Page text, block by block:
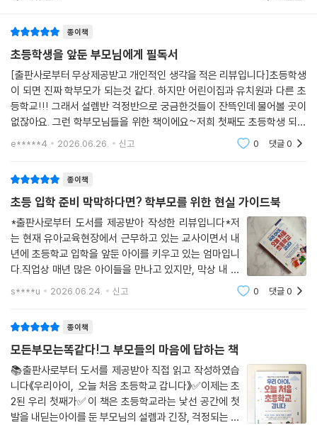
니다. 시작은 ‘위생, 정리의 완벽함’이 아니라 ‘자리 정하기’에서 출발하면
좋습니다. 예를 들어 가방이 놓일 자리, 책과 공책이 들어갈 칸, 필통과 알
림장을 둘 위치를 아이와 함께 정해 보세요. ‘가방은 항상 여기에’, ‘책은 이
칸’처럼 한 번 정한 자리를 반복적으로 사용하는 것이 중요합니다.
---p.274
부모가 가장 쉽게 빠지는 함정은 ‘자녀의 지금 모습이 앞으로도 계속될
것’이라는 섣부른 예측입니다. 이때 도움이 되는 개념이 바로 ‘근접 발달 영
만 어른의 도움이나 적절한 안내가 주어질 때는 수행할 수 있는 범위를 의
미합니다. 즉, 지금 당장 혼자서 못한다고 해서 그 능력이 없다고 단정할 수
는 없습니다.
---p.300
다자녀 양육에서 가장 많이 듣는 질문 중 하나는 ‘어떻게 해야 공평할 수 있
을까?’입니다. 다자녀 양육에서 부모가 ‘공평함’을 고민하는 것은 그만큼
아이들을 진심으로 아끼는 마음이 있다는 증거입니다. 하지만 공평함은 모
족 심리학에서는 동일성(equality)보다 공평(equity)을 강조하는데, 이
는 각 아이가 필요로 하는 만큼 다르게 주는 것이 진짜 공평함이라는 뜻입
니다.
---p.376
들을 7개 장에 걸쳐 폭넓게 다루고 있다. 아이의 학습 발달과 심리 이해를
시작으로 사회성 형성, 학교생활 적응, 생활 습관 교정, 발달 장애 및 경계
선 지능 검사, 사교육에 대한 의견 충돌, 학부모 멘탈 관리까지 실제 양육
과정에서 마주하게 되는 다양한 문제들에 대해 구체적으로 설명한다.
기존의 초등학교 입학 가이드북들이 입학 준비물이나 공부 방법 등 정보
전달에만 치중한 경우가 많았다면, 이 책은 부모가 아이의 성장 과정을 보
다 장기적이고 균형 잡힌 시선으로 바라볼 수 있도록 돕는 데 초점을 맞춘
지 함께 고민하게 만드는 현실적인 교육 안내서이다.
“정답보다 중요한 것은 방향” — 아이와 부모가 함께 성장하는 과정에 대
하여
아이들은 모두 다른 성향과 속도로 성장하기 때문에, 모든 아이에게 똑같
이 적용되는 완벽한 정답은 존재하지 않는다. 어떤 아이는 빠르게 적응하
지만, 또 다른 아이는 새로운 환경 앞에서 오랜 시간 불안과 어려움을 겪기
도 한다. 중요한 것은 부모가 아이를 향한 사랑과 관심을 바탕으로 끊임없
때로는 흔들리고 멈춰 서는 순간 역시 아이에게는 성장의 일부가 될 수 있
으며, 부모 또한 그 시간을 통해 함께 배우고 성장하게 된다. 이 책은 완벽
한 해답을 제시하기보다는, 아이에게 맞는 방향을 부모가 스스로 찾을 수
있도록 도와주는 현실적인 안내서이자 든든한 조언자가 되어줄 것이다.
종이책
초등학생을 앞둔 부모님에게 필독서
[출판사로부터 무상제공받고 개인적인 생각을 적은 리뷰입니다]초등학생
이 되면 진짜 학부모가 되는것 같다. 하지만 어린이집과 유치원과 다른 초
등학교!!! 그래서 설렘반 걱정반으로 궁금한것들이 잔뜩인데 물어볼 곳이
없잖아요. 그런 학부모님들을 위한 책이에요~저희 첫째도 초등학생 되는
날이 곧이네요. 미리 학습해 둔다 생각하고 읽기 시작했어요~1장 우리아
e*****4 2026.06.26. 신고 0 댓글0
종이책
초등 입학 준비 막막하다면? 학부모를 위한 현실 가이드북
*출판사로부터 도서를 제공받아 작성한 리뷰입니다*저
는 현재 유아교육현장에서 근무하고 있는 교사이면서 내
년에 초등학교 입학을 앞둔 아이를 키우고 있는 엄마입니
다.직업상 매년 많은 아이들을 만나고 있지만, 막상 내 아
이가 초등학교에 입학한다고 생각하니 부모의 마음은 또
s****u 2026.06.24. 신고 0 댓글0
종이책
모든부모는똑같다!그 부모들의 마음에 답하는 책
📚출판사로부터 도서를 제공받아 직접 읽고 작성하였습
니다《우리아이, 오늘 처음 초등학교 갑니다》✅️이제는 초
2된 우리 첫째가✅️이 책은 초등학교라는 낯선 공간에 첫
발을 내딛는아이를 둔 부모님의 설렘과 긴장, 걱정되는 마